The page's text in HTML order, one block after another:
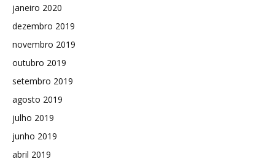
janeiro 2020
dezembro 2019
novembro 2019
outubro 2019
setembro 2019
agosto 2019
julho 2019
junho 2019
abril 2019